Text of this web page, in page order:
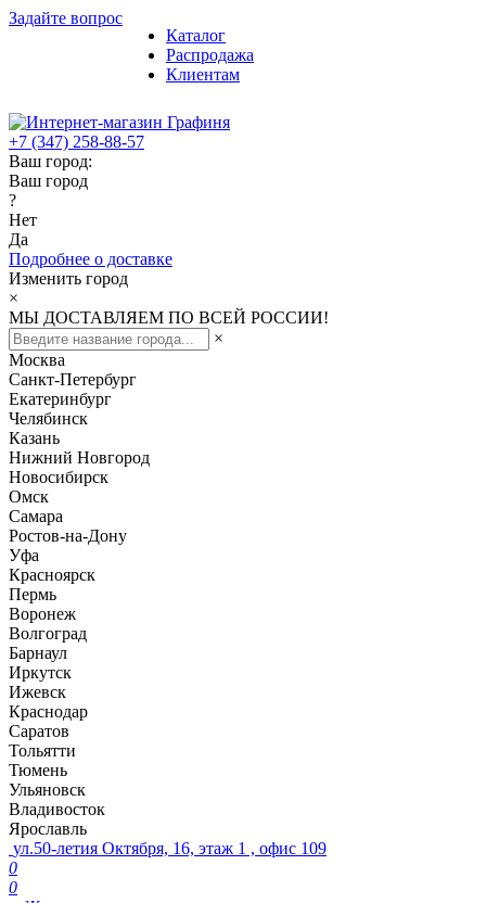
Задайте вопрос
Каталог
Распродажа
Клиентам
+7 (347) 258-88-57
Ваш город:
Ваш город
?
Нет
Да
Подробнее о доставке
Изменить город
×
МЫ ДОСТАВЛЯЕМ ПО ВСЕЙ РОССИИ!
×
Москва
Санкт-Петербург
Екатеринбург
Челябинск
Казань
Нижний Новгород
Новосибирск
Омск
Самара
Ростов-на-Дону
Уфа
Красноярск
Пермь
Воронеж
Волгоград
Барнаул
Иркутск
Ижевск
Краснодар
Саратов
Тольятти
Тюмень
Ульяновск
Владивосток
Ярославль
ул.50-летия Октября, 16, этаж 1 , офис 109
0
0